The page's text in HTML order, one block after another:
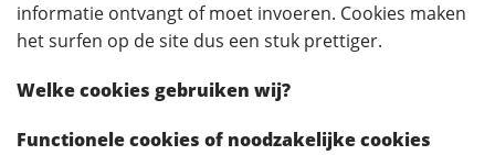
informatie ontvangt of moet invoeren. Cookies maken
het surfen op de site dus een stuk prettiger.
Welke cookies gebruiken wij?
Functionele cookies of noodzakelijke cookies